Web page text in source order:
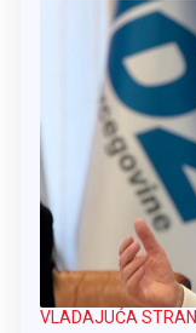
VLADAJUĆA